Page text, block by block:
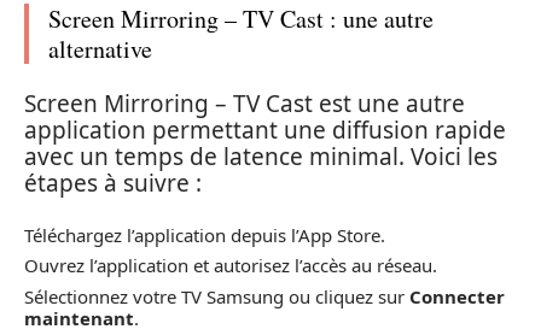
Screen Mirroring – TV Cast : une autre
alternative
Screen Mirroring – TV Cast est une autre
application permettant une diffusion rapide
avec un temps de latence minimal. Voici les
étapes à suivre :
Téléchargez l’application depuis l’App Store.
Ouvrez l’application et autorisez l’accès au réseau.
Sélectionnez votre TV Samsung ou cliquez sur Connecter
maintenant.